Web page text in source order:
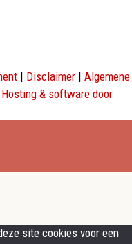
| Disclaimer | Algemene
& software door
site cookies voor een